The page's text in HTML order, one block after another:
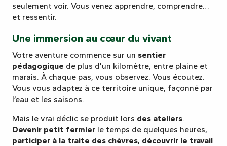
seulement voir. Vous venez apprendre, comprendre…
et ressentir.
Une immersion au cœur du vivant
Votre aventure commence sur un sentier
pédagogique de plus d’un kilomètre, entre plaine et
marais. À chaque pas, vous observez. Vous écoutez.
Vous vous adaptez à ce territoire unique, façonné par
l’eau et les saisons.
Mais le vrai déclic se produit lors des ateliers.
Devenir petit fermier le temps de quelques heures,
participer à la traite des chèvres, découvrir le travail